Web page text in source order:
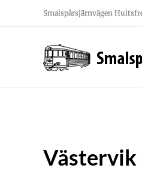
Smalspårsjärnvägen
Västervik